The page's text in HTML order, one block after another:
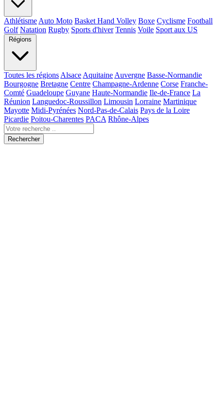
Athlétisme Auto Moto Basket Hand Volley Boxe Cyclisme Football
Golf Natation Rugby Sports d'hiver Tennis Voile Sport aux US
Régions
Toutes les régions Alsace Aquitaine Auvergne Basse-Normandie
Bourgogne Bretagne Centre Champagne-Ardenne Corse Franche-
Comté Guadeloupe Guyane Haute-Normandie Ile-de-France La
Réunion Languedoc-Roussillon Limousin Lorraine Martinique
Mayotte Midi-Pyrénées Nord-Pas-de-Calais Pays de la Loire
Picardie Poitou-Charentes PACA Rhône-Alpes
Rechercher